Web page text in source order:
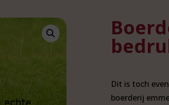
Dit is toch
boerderij